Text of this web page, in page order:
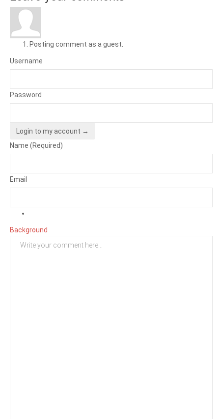
Posting comment as a guest.
Username
Password
Login to my account →
Name (Required)
Email
Background